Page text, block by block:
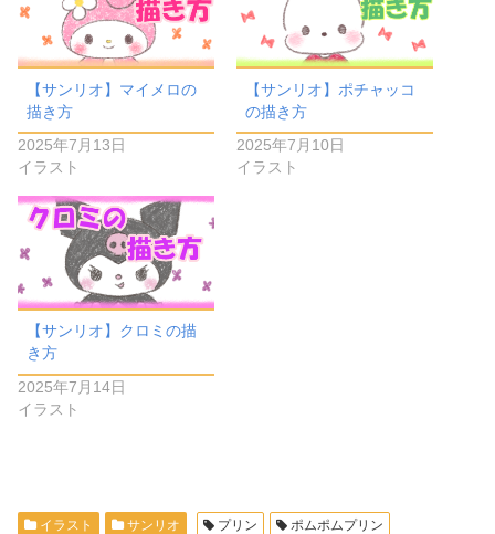
【サンリオ】マイメロの
描き方
2025年7月13日
イラスト
【サンリオ】ポチャッコ
の描き方
2025年7月10日
イラスト
【サンリオ】クロミの描
き方
2025年7月14日
イラスト
イラスト サンリオ プリン ポムポムプリン